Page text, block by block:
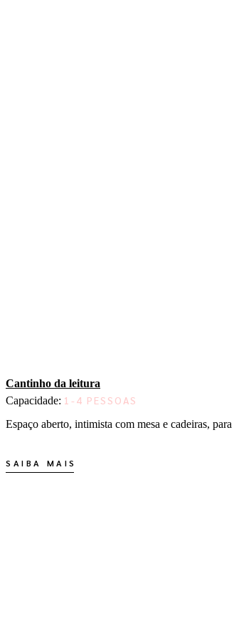
Cantinho da leitura
Capacidade: 1-4 PESSOAS
Espaço aberto, intimista com mesa e cadeiras,
SAIBA MAIS